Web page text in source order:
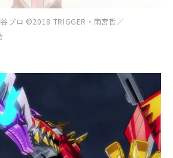
谷プロ ©2018 TRIGGER・雨宮哲／